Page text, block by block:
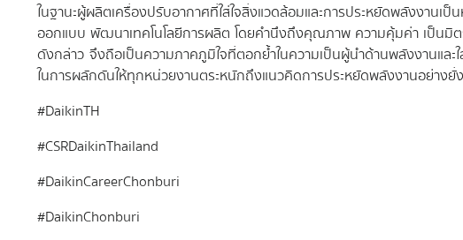
ในฐานะผู้ผลิตเครื่องปรับอากาศที่ใส่ใจสิ่งแวดล้อมและการประหยัดพลังง
ออกแบบ พัฒนาเทคโนโลยีการผลิต โดยคำนึงถึงคุณภาพ ความคุ้มค่า เป็นมิ
ดังกล่าว จึงถือเป็นความภาคภูมิใจที่ตอกย้ำในความเป็นผู้นำด้านพลังงานแล
ในการผลักดันให้ทุกหน่วยงานตระหนักถึงแนวคิดการประหยัดพลังงานอย่างยั่
#DaikinTH
#CSRDaikinThailand
#DaikinCareerChonburi
#DaikinChonburi